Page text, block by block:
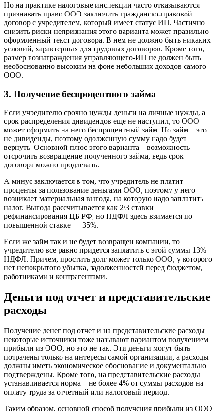
Но на практике налоговые инспекции часто отказываются
признавать право ООО заключить гражданско-правовой
договор с учредителем, который имеет статус ИП. Частично
снизить риски непризнания этого варианта может правильно
оформленный текст договора. В нем не должно быть никаких
условий, характерных для трудовых договоров. Кроме того,
размер вознаграждения управляющего-ИП не должен быть
необоснованно высоким на фоне небольших доходов самого
ООО.
3. Получение беспроцентного займа
Если учредителю срочно нужды деньги на личные нужды, а
срок распределения дивидендов еще не наступил, то ООО
может оформить на него беспроцентный займ. Но займ – это
не дивиденды, поэтому одолженную сумму надо будет
вернуть. Основной плюс этого варианта – возможность
отсрочить возвращение полученного займа, ведь срок
договора можно продлевать.
А минус заключается в том, что учредитель не платит
проценты за пользование деньгами ООО, поэтому у него
возникает материальная выгода, на которую надо заплатить
налог. Выгода рассчитывается как 2/3 ставки
рефинансирования ЦБ РФ, но НДФЛ здесь взимается по
повышенной ставке — 35%.
Если же займ так и не будет возвращен компании, то
учредителю все равно придется заплатить с этой суммы 13%
НДФЛ. Причем, простить долг может только ООО, у которого
нет непокрытого убытка, задолженностей перед бюджетом,
работниками и контрагентами.
Деньги под отчет и представительские
расходы
Получение денег под отчет и на представительские расходы
некоторые источники тоже называют вариантом получением
прибыли из ООО, но это не так. Эти деньги могут быть
потрачены только на интересы самой организации, а расходы
должны иметь экономическое обоснование и документально
подтверждены. Кроме того, на представительские расходы
устанавливается норма – не более 4% от суммы расходов на
оплату труда за отчетный или налоговый период.
Таким образом, основной способ получения прибыли из ООО